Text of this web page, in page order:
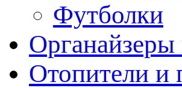
Футболки
Отопители и